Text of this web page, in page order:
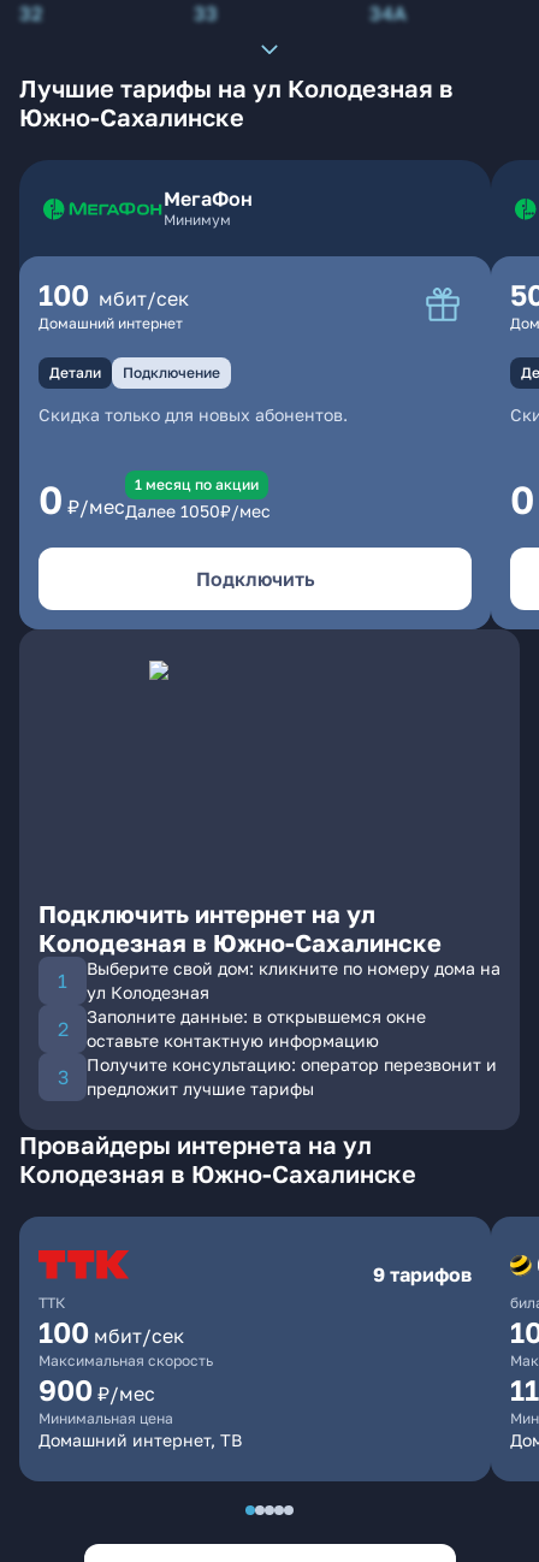
32
33 34А
Лучшие тарифы на ул Колодезная в
Южно-Сахалинске
МегаФон
Минимум
100 мбит/сек
Домашний интернет
Детали Подключение
Скидка только для новых абонентов.
0 ₽/мес
1 месяц по акции
Далее 1050₽/мес
Подключить
0
Подключить интернет на ул
Колодезная в Южно-Сахалинске
Выберите свой дом: кликните по номеру дома на
ул Колодезная
Заполните данные: в открывшемся окне
оставьте контактную информацию
Получите консультацию: оператор перезвонит и
предложит лучшие тарифы
Провайдеры интернета на ул
Колодезная в Южно-Сахалинске
ТТК
9 тарифов
100 мбит/сек
Максимальная скорость
900 ₽/мес
Минимальная цена
Домашний интернет, ТВ